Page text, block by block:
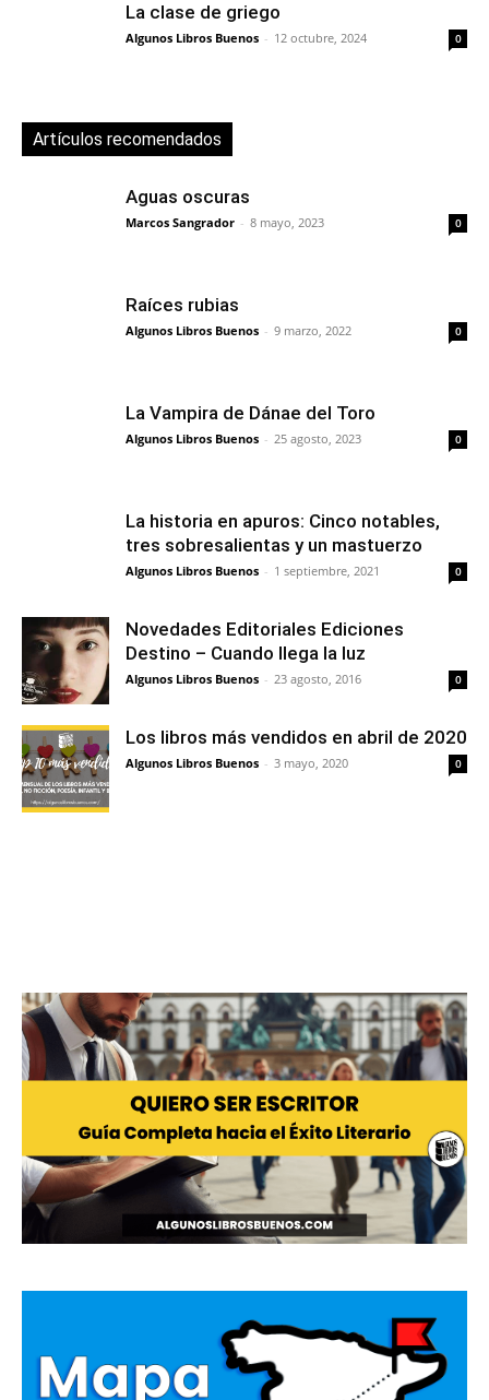
La clase de griego
Algunos Libros Buenos - 12 octubre, 2024 0
Artículos recomendados
Aguas oscuras
Marcos Sangrador - 8 mayo, 2023 0
Raíces rubias
Algunos Libros Buenos - 9 marzo, 2022 0
La Vampira de Dánae del Toro
Algunos Libros Buenos - 25 agosto, 2023 0
La historia en apuros: Cinco notables,
tres sobresalientas y un mastuerzo
Algunos Libros Buenos - 1 septiembre, 2021 0
Novedades Editoriales Ediciones
Destino – Cuando llega la luz
Algunos Libros Buenos - 23 agosto, 2016 0
Los libros más vendidos en abril de 2020
Algunos Libros Buenos - 3 mayo, 2020 0